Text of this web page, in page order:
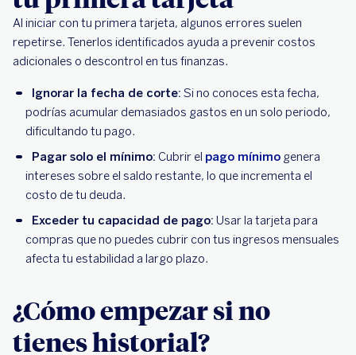
Al iniciar con tu primera tarjeta, algunos errores suelen
repetirse. Tenerlos identificados ayuda a prevenir costos
adicionales o descontrol en tus finanzas.
Ignorar la fecha de corte: Si no conoces esta fecha,
podrías acumular demasiados gastos en un solo periodo,
dificultando tu pago.
Pagar solo el mínimo: Cubrir el pago mínimo genera
intereses sobre el saldo restante, lo que incrementa el
costo de tu deuda.
Exceder tu capacidad de pago: Usar la tarjeta para
compras que no puedes cubrir con tus ingresos mensuales
afecta tu estabilidad a largo plazo.
¿Cómo empezar si no
tienes historial?